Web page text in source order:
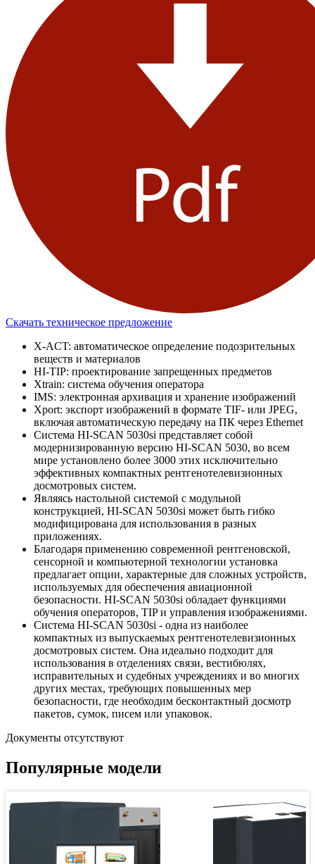
Скачать техническое предложение
X-ACT: автоматическое определение подозрительных
веществ и материалов
HI-TIP: проектирование запрещенных предметов
Xtrain: система обучения оператора
IMS: электронная архивация и хранение изображений
Xport: экспорт изображений в формате TIF- или JPEG,
включая автоматическую передачу на ПК через Ethernet
Система HI-SCAN 5030si представляет собой
модернизированную версию HI-SCAN 5030, во всем
мире установлено более 3000 этих исключительно
эффективных компактных рентгенотелевизионных
досмотровых систем.
Являясь настольной системой с модульной
конструкцией, HI-SCAN 5030si может быть гибко
модифицирована для использования в разных
приложениях.
Благодаря применению современной рентгеновской,
сенсорной и компьютерной технологии установка
предлагает опции, характерные для сложных устройств,
используемых для обеспечения авиационной
безопасности. HI-SCAN 5030si обладает функциями
обучения операторов, TIP и управления изображениями.
Система HI-SCAN 5030si - одна из наиболее
компактных из выпускаемых рентгенотелевизионных
досмотровых систем. Она идеально подходит для
использования в отделениях связи, вестибюлях,
исправительных и судебных учреждениях и во многих
других местах, требующих повышенных мер
безопасности, где необходим бесконтактный досмотр
пакетов, сумок, писем или упаковок.
Документы отсутствуют
Популярные модели